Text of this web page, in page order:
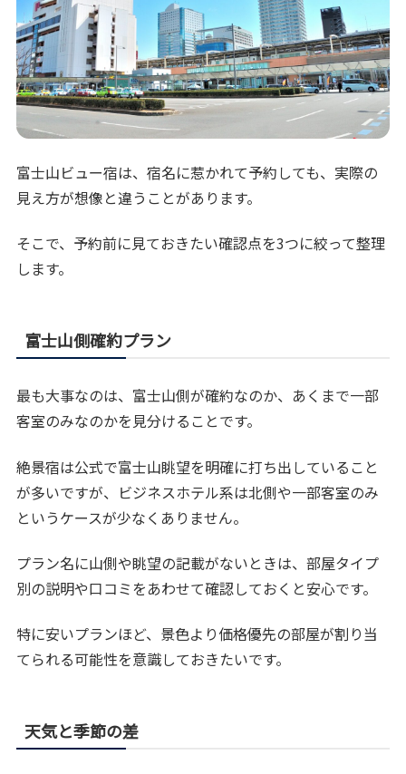
富士山ビュー宿は、宿名に惹かれて予約しても、実際の
見え方が想像と違うことがあります。
そこで、予約前に見ておきたい確認点を3つに絞って整理
します。
富士山側確約プラン
最も大事なのは、富士山側が確約なのか、あくまで一部
客室のみなのかを見分けることです。
絶景宿は公式で富士山眺望を明確に打ち出していること
が多いですが、ビジネスホテル系は北側や一部客室のみ
というケースが少なくありません。
プラン名に山側や眺望の記載がないときは、部屋タイプ
別の説明や口コミをあわせて確認しておくと安心です。
特に安いプランほど、景色より価格優先の部屋が割り当
てられる可能性を意識しておきたいです。
天気と季節の差